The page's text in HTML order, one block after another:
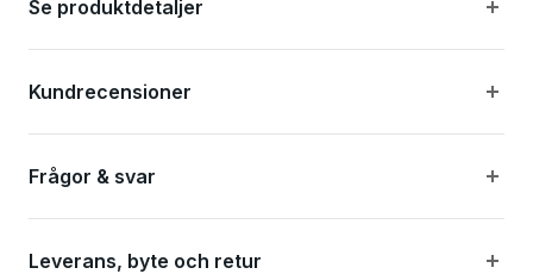
Tröja optimerad för enduro-cykling i återvunnen polyester
Exceptionella fukttransporterande egenskaper och
snabbtorkande material säkerställer torrhet
Regular fit passform för att fungera med rygg- och
armbågsskydd
Se produktdetaljer
Kundrecensioner
Frågor & svar
Leverans, byte och retur